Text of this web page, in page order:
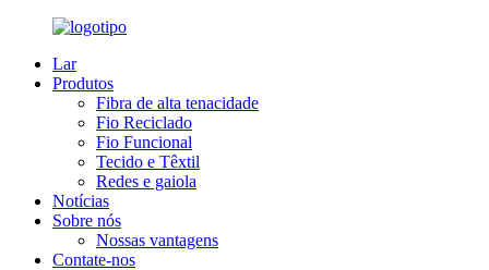
Lar
Produtos
Fibra de alta tenacidade
Fio Reciclado
Fio Funcional
Tecido e Têxtil
Redes e gaiola
Notícias
Sobre nós
Nossas vantagens
Contate-nos